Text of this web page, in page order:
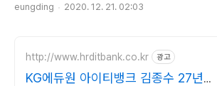
eungding 2020. 12. 21. 02:03
http://www.hrditbank.co.kr 광고
KG에듀원 아이티뱅크 김종수 27년경